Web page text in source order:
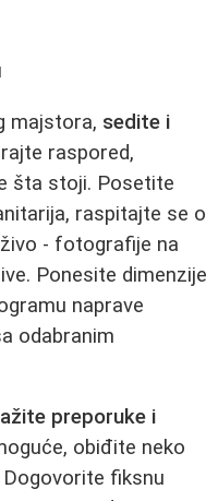
majstora, sedite i
raspored,
šta stoji. Posetite
raspitajte se o
- fotografije na
Ponesite dimenzije
naprave
odabranim
preporuke i
obiđite neko
fiksnu